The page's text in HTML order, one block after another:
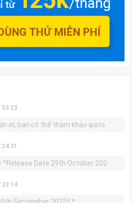
ơi, bạn có thể tham khảo ipato
*Release Date 29th October 202
September 2025* *